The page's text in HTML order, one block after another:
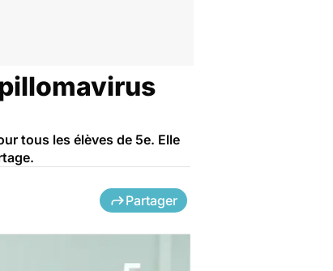
tous les élèves de 5e. Elle
Partager